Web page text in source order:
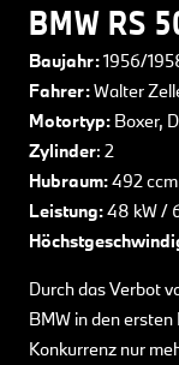
BMW RS
Baujahr:1956/
Fahrer:Walter
Motortyp: Boxer,
Zylinder: 2
Hubraum:492 ccm
Leistung:48 kW /
Durch das Verbot
BMW in den
Konkurrenz nur